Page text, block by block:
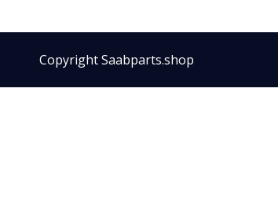
Copyright Saabparts.shop